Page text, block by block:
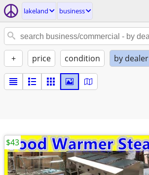
lakeland business
+ price condition by dealer
$43